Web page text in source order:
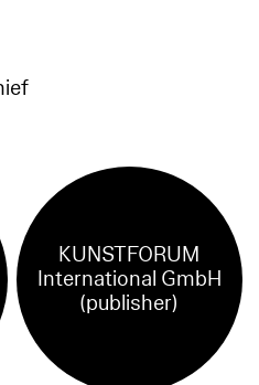
KUNSTFORUM
International GmbH
(publisher)